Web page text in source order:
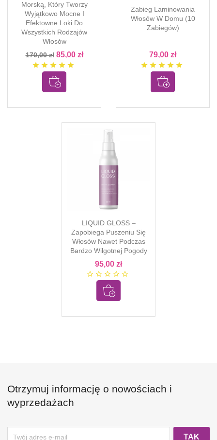
Morską, Który Tworzy
Wyjątkowo Mocne I
Efektowne Loki Do
Wszystkich Rodzajów
Włosów
170,00 zł 85,00 zł
star star star star star
Zabieg Laminowania
Włosów W Domu (10
Zabiegów)
79,00 zł
star star star star star
LIQUID GLOSS –
Zapobiega Puszeniu Się
Włosów Nawet Podczas
Bardzo Wilgotnej Pogody
95,00 zł
star_border star_border star_border star_border star_border
Otrzymuj informację o nowościach i
wyprzedażach